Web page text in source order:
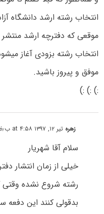
انتخاب رشته ارشد دانشگاه
موقعی که دفترچه ارشد
انتخاب رشته بزودی آغاز
موفق و پیروز باشید.
:) :) :)
زهره تیر ۱۲, ۱۳۹۷ at ۴:۵۸ ب٫ظ
سلام آقا شهریار
خیلی از زمان انتشار
رشته شروع نشده وقتی
بدقولی کنند این